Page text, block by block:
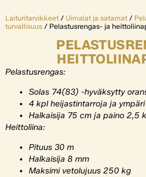
Laituritarvikkeet/ Uimalat ja satamat/
turvallisuus/ Pelastusrengas- ja
Pelastusrengas:
Solas 74(83) -hyväksytty
4 kpl heijastintarroja ja
Halkaisija 75 cm ja paino 2,5
Heittoliina:
Pituus 30 m
Halkaisija 8 mm
Maksimi vetolujuus 250 kg